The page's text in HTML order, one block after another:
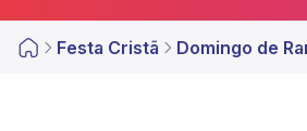
Festa Cristã Domingo de